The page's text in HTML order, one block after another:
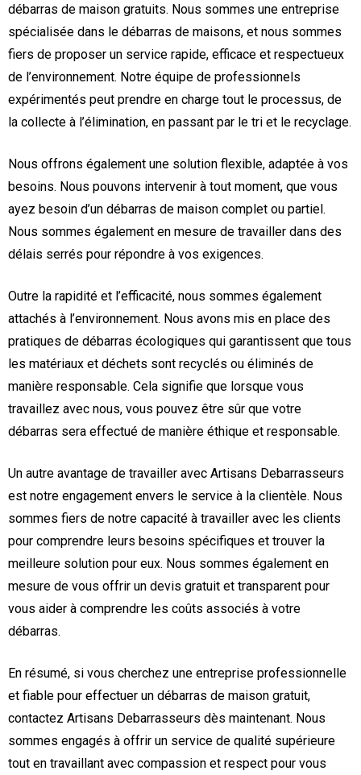
débarras de maison gratuits. Nous sommes une entreprise
spécialisée dans le débarras de maisons, et nous sommes
fiers de proposer un service rapide, efficace et respectueux
de l’environnement. Notre équipe de professionnels
expérimentés peut prendre en charge tout le processus, de
la collecte à l’élimination, en passant par le tri et le recyclage.
Nous offrons également une solution flexible, adaptée à vos
besoins. Nous pouvons intervenir à tout moment, que vous
ayez besoin d’un débarras de maison complet ou partiel.
Nous sommes également en mesure de travailler dans des
délais serrés pour répondre à vos exigences.
Outre la rapidité et l’efficacité, nous sommes également
attachés à l’environnement. Nous avons mis en place des
pratiques de débarras écologiques qui garantissent que tous
les matériaux et déchets sont recyclés ou éliminés de
manière responsable. Cela signifie que lorsque vous
travaillez avec nous, vous pouvez être sûr que votre
débarras sera effectué de manière éthique et responsable.
Un autre avantage de travailler avec Artisans Debarrasseurs
est notre engagement envers le service à la clientèle. Nous
sommes fiers de notre capacité à travailler avec les clients
pour comprendre leurs besoins spécifiques et trouver la
meilleure solution pour eux. Nous sommes également en
mesure de vous offrir un devis gratuit et transparent pour
vous aider à comprendre les coûts associés à votre
débarras.
En résumé, si vous cherchez une entreprise professionnelle
et fiable pour effectuer un débarras de maison gratuit,
contactez Artisans Debarrasseurs dès maintenant. Nous
sommes engagés à offrir un service de qualité supérieure
tout en travaillant avec compassion et respect pour vous